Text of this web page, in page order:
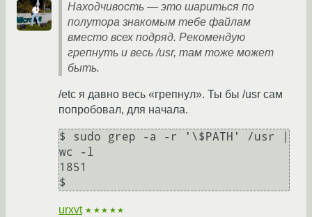
Находчивость — это шариться по
полутора знакомым тебе файлам
вместо всех подряд. Рекомендую
грепнуть и весь /usr, там тоже может
быть.
/etc я давно весь «грепнул». Ты бы /usr сам
попробовал, для начала.
$ sudo grep -a -r '\$PATH' /usr |
wc -l
1851
urxvt ★★★★★